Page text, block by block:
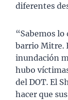
diferentes
“Sabemos
barrio Mitre.
inundación
hubo
del DOT. El
hacer que